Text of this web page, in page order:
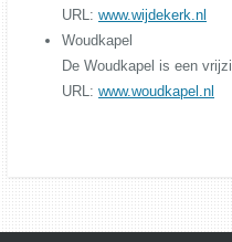
URL: www.wijdekerk.nl
Woudkapel
De Woudkapel is een
URL: www.woudkapel.nl